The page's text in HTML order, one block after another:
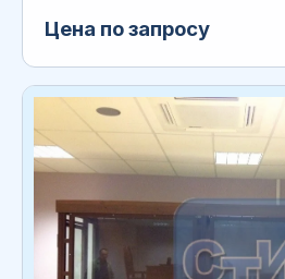
Цена по запросу